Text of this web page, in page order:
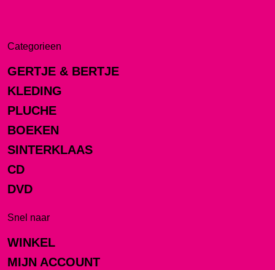
Categorieen
GERTJE & BERTJE
KLEDING
PLUCHE
BOEKEN
SINTERKLAAS
CD
DVD
Snel naar
WINKEL
MIJN ACCOUNT